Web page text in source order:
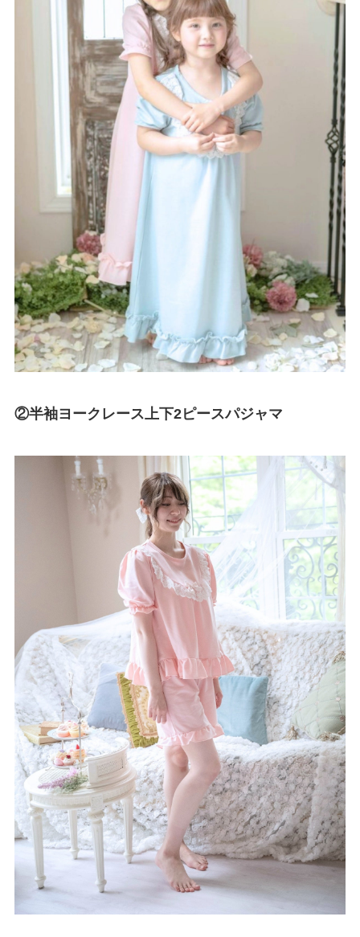
②半袖ヨークレース上下2ピースパジャマ